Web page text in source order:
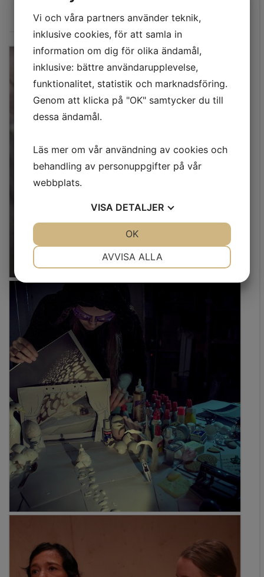
Vi och våra partners använder teknik,
inklusive cookies, för att samla in
information om dig för olika ändamål,
inklusive: bättre användarupplevelse,
funktionalitet, statistik och marknadsföring.
Genom att klicka på "OK" samtycker du till
dessa ändamål.
Läs mer om vår användning av cookies och
behandling av personuppgifter på vår
webbplats.
VISA DETALJER
AVVISA ALLA
OK